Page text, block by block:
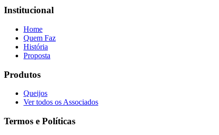
Institucional
Home
Quem Faz
História
Proposta
Produtos
Queijos
Ver todos os Associados
Termos e Políticas